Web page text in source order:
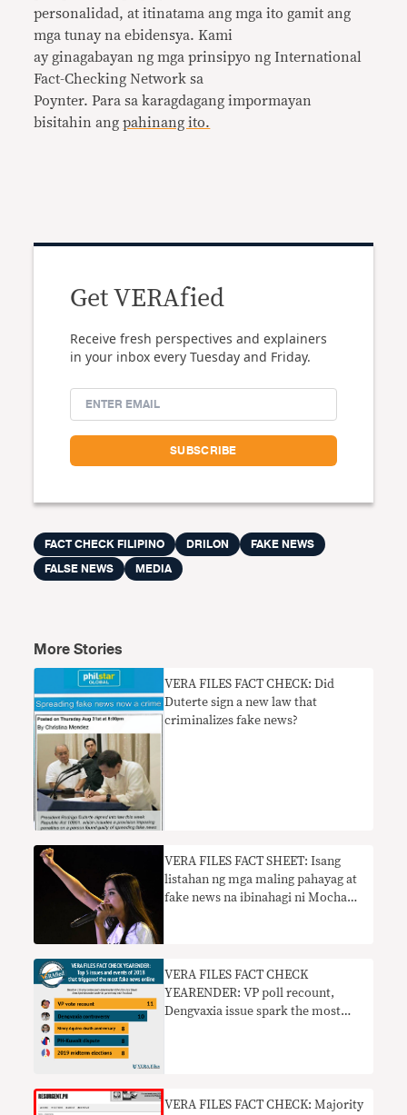
personalidad, at itinatama ang mga ito gamit ang
mga tunay na ebidensya. Kami
ay ginagabayan ng mga prinsipyo ng International
Fact-Checking Network sa
Poynter. Para sa karagdagang impormayan
bisitahin angpahinang ito.
Get VERAfied
Receive fresh perspectives and explainers
in your inbox every Tuesday and Friday.
FACT CHECK FILIPINO DRILON
FAKE NEWS
FALSE NEWS
MEDIA
More Stories
VERA FILES FACT CHECK: Did
Duterte sign a new law that
criminalizes fake news?
​VERA FILES FACT SHEET: Isang
listahan ng mga maling pahayag at
fake news na ibinahagi ni Mocha
VERA FILES FACT CHECK
YEARENDER: VP poll recount,
Dengvaxia issue spark the most
VERA FILES FACT CHECK: Majority